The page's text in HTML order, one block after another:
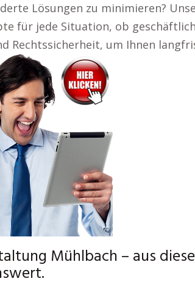
Lösungen zu minimieren?
für jede Situation, ob
Rechtssicherheit, um Ihnen
Mühlbach – aus